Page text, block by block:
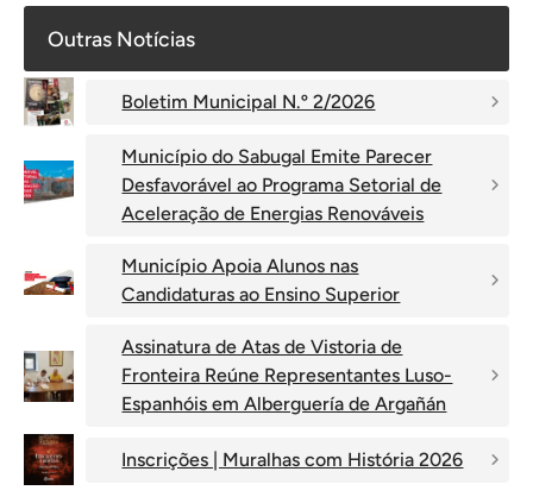
Outras Notícias
Boletim Municipal N.º 2/2026
Município do Sabugal Emite Parecer
Desfavorável ao Programa Setorial de
Aceleração de Energias Renováveis
Município Apoia Alunos nas
Candidaturas ao Ensino Superior
Assinatura de Atas de Vistoria de
Fronteira Reúne Representantes Luso-
Espanhóis em Alberguería de Argañán
Inscrições | Muralhas com História 2026